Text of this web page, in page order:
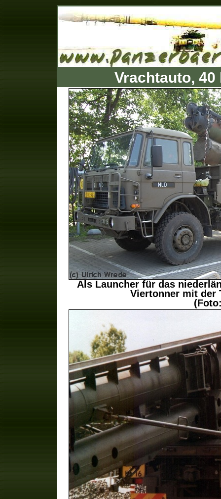
Vrachtauto, 40
Als Launcher für das
Viertonner mit der